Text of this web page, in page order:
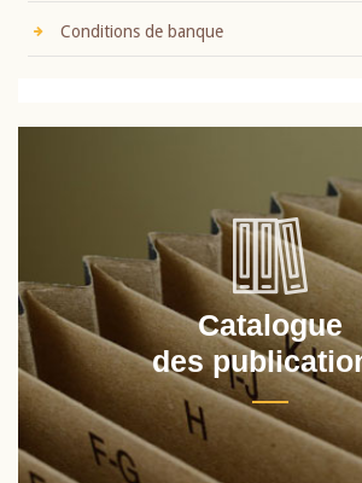
Conditions de banque
Catalogue
des